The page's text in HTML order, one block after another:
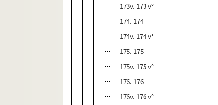
173v. 173 v°
174. 174
174v. 174 v°
175. 175
175v. 175 v°
176. 176
176v. 176 v°